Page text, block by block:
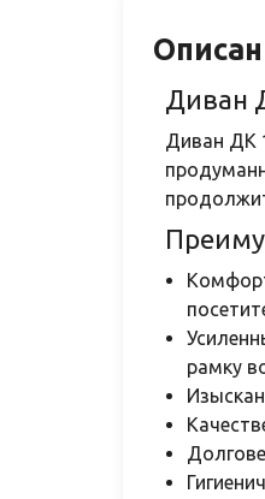
Диван
Диван ДК
рамку